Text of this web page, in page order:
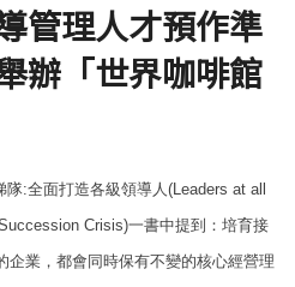
Open
管理人才預作準
辦「世界咖啡館
隊:全面打造各級領導人(Leaders at all
Crisis)一書中提到：培育接
企業，都會同時保有不變的核心經營理